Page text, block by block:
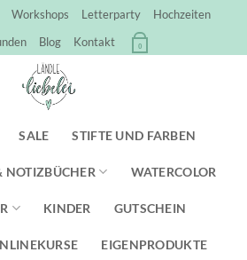
Workshops Letterparty
Hochzeiten
Blog Kontakt 0
SALE STIFTE UND FARBEN
NOTIZBÜCHER WATERCOLOR
KINDER GUTSCHEIN
EIGENPRODUKTE